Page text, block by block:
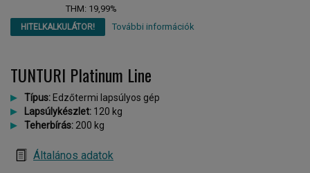
THM: 19,99%
HITELKALKULÁTOR! További információk
TUNTURI Platinum Line
Típus: Edzőtermi lapsúlyos gép
Lapsúlykészlet: 120 kg
Teherbírás: 200 kg
Általános adatok